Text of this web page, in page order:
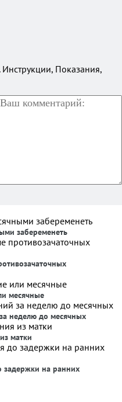
Показания,
забеременеть
месячные
неделю до месячных
матки
задержки на ранних